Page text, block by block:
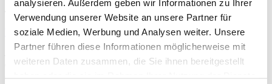
analysieren. Außerdem geben wir Informationen zu Ihrer
Verwendung unserer Website an unsere Partner für
soziale Medien, Werbung und Analysen weiter. Unsere
Partner führen diese Informationen möglicherweise mit
weiteren Daten zusammen, die Sie ihnen bereitgestellt
haben oder die sie im Rahmen Ihrer Nutzung der Dienste
Weihnachtsbäume 3D
Künstliche 3D-Weihnachtsbäume wurden in den letzten Jahren zu
einem beliebten HIT. Die verwendeten 3D-Nadeln fallen nicht ab